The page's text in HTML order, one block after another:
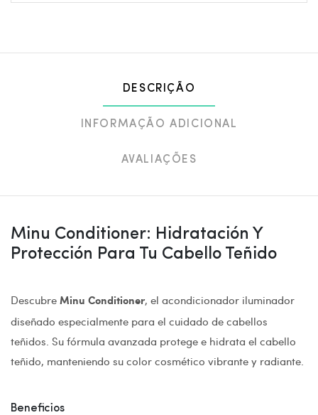
DESCRIÇÃO
INFORMAÇÃO ADICIONAL
AVALIAÇÕES
Minu Conditioner: Hidratación Y
Protección Para Tu Cabello Teñido
Descubre Minu Conditioner, el acondicionador iluminador
diseñado especialmente para el cuidado de cabellos
teñidos. Su fórmula avanzada protege e hidrata el cabello
teñido, manteniendo su color cosmético vibrante y radiante.
Beneficios